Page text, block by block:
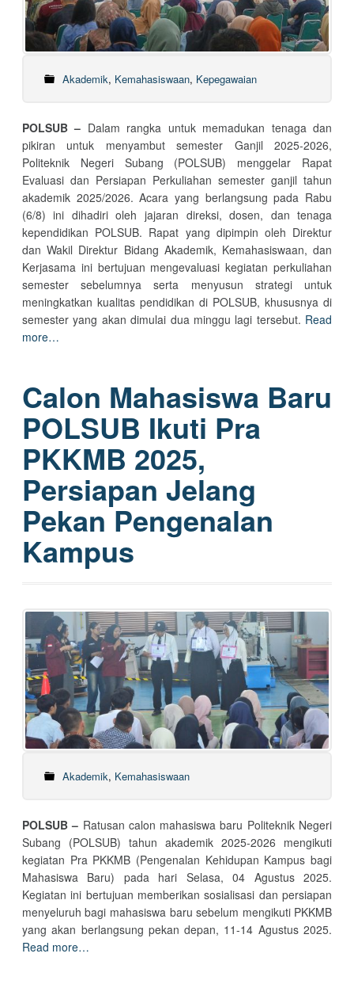
Akademik, Kemahasiswaan, Kepegawaian
POLSUB – Dalam rangka untuk memadukan tenaga dan
pikiran untuk menyambut semester Ganjil 2025-2026,
Politeknik Negeri Subang (POLSUB) menggelar Rapat
Evaluasi dan Persiapan Perkuliahan semester ganjil tahun
akademik 2025/2026. Acara yang berlangsung pada Rabu
(6/8) ini dihadiri oleh jajaran direksi, dosen, dan tenaga
kependidikan POLSUB. Rapat yang dipimpin oleh Direktur
dan Wakil Direktur Bidang Akademik, Kemahasiswaan, dan
Kerjasama ini bertujuan mengevaluasi kegiatan perkuliahan
semester sebelumnya serta menyusun strategi untuk
meningkatkan kualitas pendidikan di POLSUB, khususnya di
semester yang akan dimulai dua minggu lagi tersebut. Read
more…
Calon Mahasiswa Baru
POLSUB Ikuti Pra
PKKMB 2025,
Persiapan Jelang
Pekan Pengenalan
Kampus
Akademik, Kemahasiswaan
POLSUB – Ratusan calon mahasiswa baru Politeknik Negeri
Subang (POLSUB) tahun akademik 2025-2026 mengikuti
kegiatan Pra PKKMB (Pengenalan Kehidupan Kampus bagi
Mahasiswa Baru) pada hari Selasa, 04 Agustus 2025.
Kegiatan ini bertujuan memberikan sosialisasi dan persiapan
menyeluruh bagi mahasiswa baru sebelum mengikuti PKKMB
yang akan berlangsung pekan depan, 11-14 Agustus 2025.
Read more…